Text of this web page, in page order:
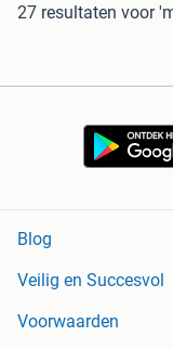
27 resultaten voor
Blog
Veilig en Succesvol
Voorwaarden